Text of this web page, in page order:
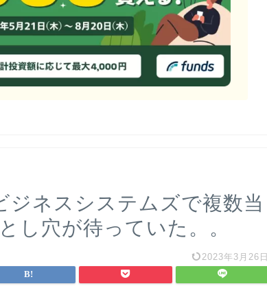
ジネスシステムズで複数当
し穴が待っていた。。
2023年3月26日